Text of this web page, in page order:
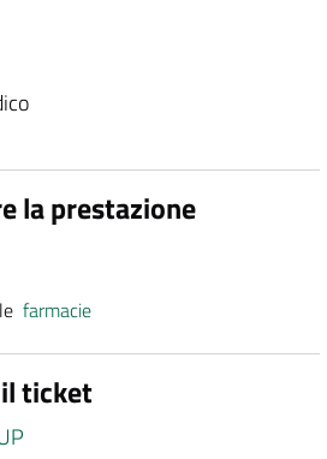
la prestazione
farmacie
ticket